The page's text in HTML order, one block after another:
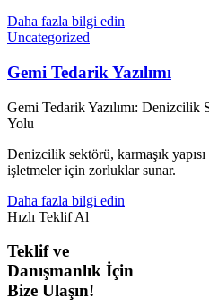
Daha fazla bilgi edin
Uncategorized
Gemi Tedarik Yazılımı
Gemi Tedarik Yazılımı:
Yolu
Denizcilik sektörü, karmaşık
işletmeler için zorluklar sunar.
Daha fazla bilgi edin
Hızlı Teklif Al
Teklif ve
Danışmanlık İçin
Bize Ulaşın!